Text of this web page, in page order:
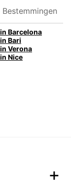
Barcelona
Bari
Verona
Nice